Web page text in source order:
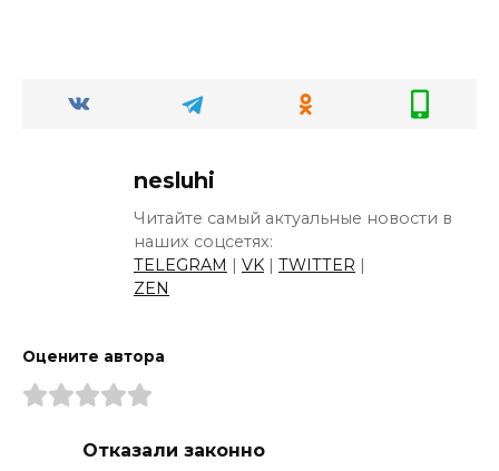
nesluhi
Читайте самый актуальные новости в
наших соцсетях:
TELEGRAM | VK | TWITTER |
ZEN
Оцените автора
Отказали законно